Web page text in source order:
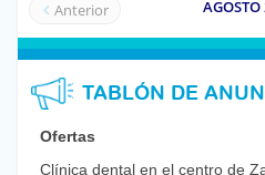
TABLÓN DE
Ofertas
Clínica dental en el centro de